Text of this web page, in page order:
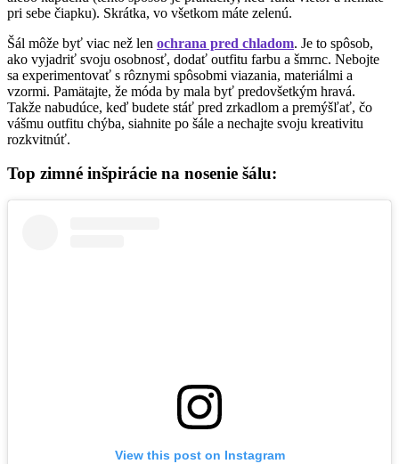
pri sebe čiapku). Skrátka, vo všetkom máte zelenú.
Šál môže byť viac než len ochrana pred chladom. Je to spôsob,
ako vyjadriť svoju osobnosť, dodať outfitu farbu a šmrnc. Nebojte
sa experimentovať s rôznymi spôsobmi viazania, materiálmi a
vzormi. Pamätajte, že móda by mala byť predovšetkým hravá.
Takže nabudúce, keď budete stáť pred zrkadlom a premýšľať, čo
vášmu outfitu chýba, siahnite po šále a nechajte svoju kreativitu
rozkvitnúť.
Top zimné inšpirácie na nosenie šálu:
View this post on Instagram